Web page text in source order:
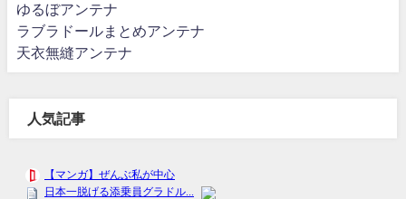
ゆるぼアンテナ
ラブラドールまとめアンテナ
天衣無縫アンテナ
人気記事